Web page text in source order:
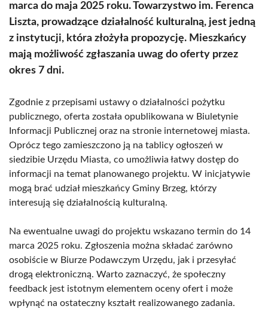
marca do maja 2025 roku. Towarzystwo im. Ferenca
Liszta, prowadzące działalność kulturalną, jest jedną
z instytucji, która złożyła propozycję. Mieszkańcy
mają możliwość zgłaszania uwag do oferty przez
okres 7 dni.
Zgodnie z przepisami ustawy o działalności pożytku
publicznego, oferta została opublikowana w Biuletynie
Informacji Publicznej oraz na stronie internetowej miasta.
Oprócz tego zamieszczono ją na tablicy ogłoszeń w
siedzibie Urzędu Miasta, co umożliwia łatwy dostęp do
informacji na temat planowanego projektu. W inicjatywie
mogą brać udział mieszkańcy Gminy Brzeg, którzy
interesują się działalnością kulturalną.
Na ewentualne uwagi do projektu wskazano termin do 14
marca 2025 roku. Zgłoszenia można składać zarówno
osobiście w Biurze Podawczym Urzędu, jak i przesyłać
drogą elektroniczną. Warto zaznaczyć, że społeczny
feedback jest istotnym elementem oceny ofert i może
wpłynąć na ostateczny kształt realizowanego zadania.